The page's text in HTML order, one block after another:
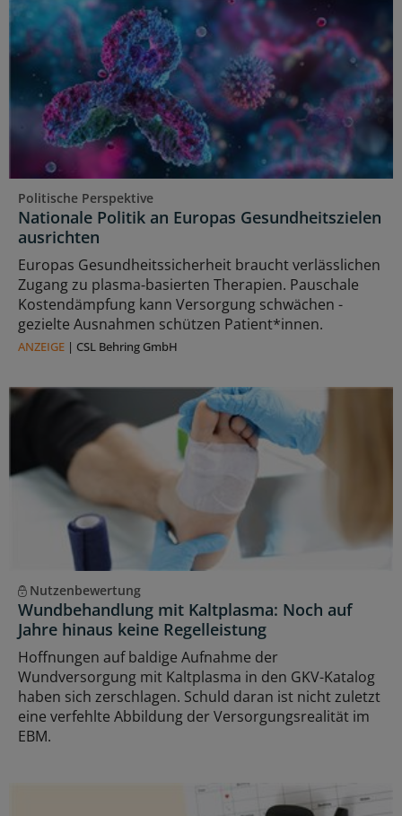
Politische Perspektive
Nationale Politik an Europas Gesundheitszielen
ausrichten
Europas Gesundheitssicherheit braucht verlässlichen
Zugang zu plasma‑basierten Therapien. Pauschale
Kostendämpfung kann Versorgung schwächen -
gezielte Ausnahmen schützen Patient*innen.
ANZEIGE | CSL Behring GmbH
Nutzenbewertung
Wundbehandlung mit Kaltplasma: Noch auf
Jahre hinaus keine Regelleistung
Hoffnungen auf baldige Aufnahme der
Wundversorgung mit Kaltplasma in den GKV-Katalog
haben sich zerschlagen. Schuld daran ist nicht zuletzt
eine verfehlte Abbildung der Versorgungsrealität im
EBM.